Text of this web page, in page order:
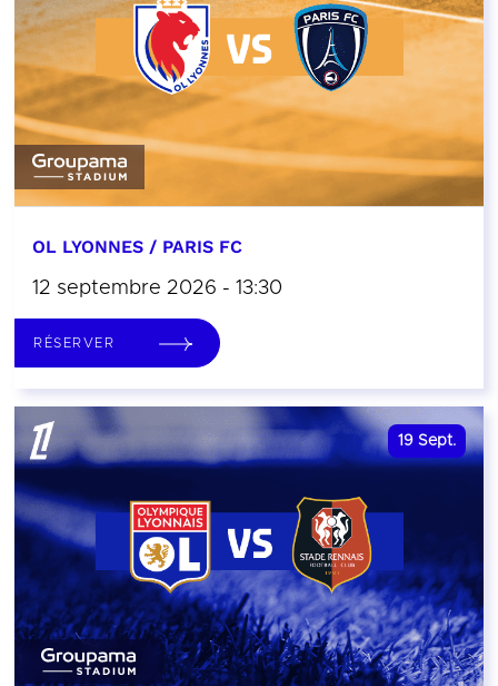
OL LYONNES / PARIS FC
12 septembre 2026 - 13:30
RÉSERVER
19 Sept.